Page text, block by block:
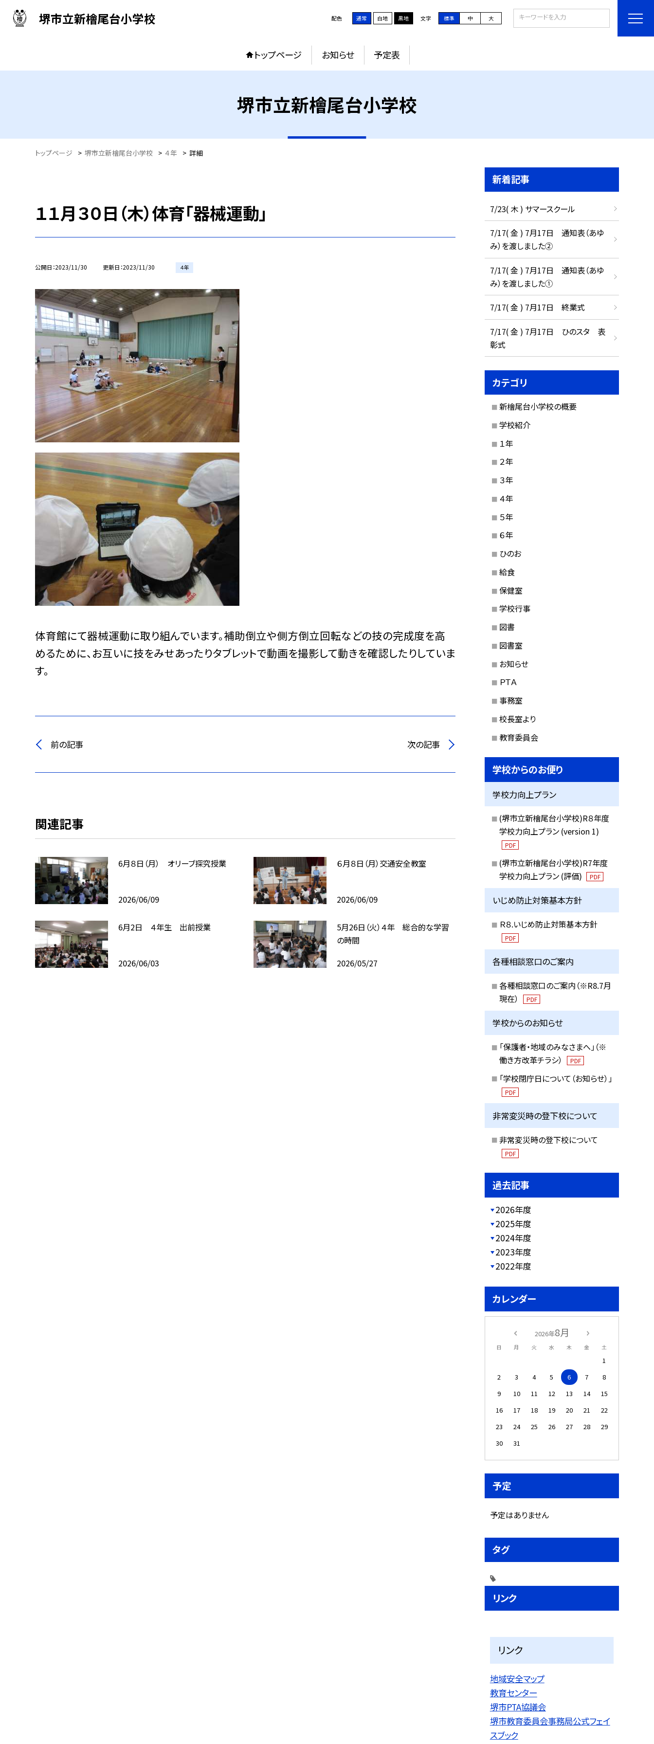
堺市立新檜尾台小学校 配色 通常 白地 黒地 文字 標準 中 大
トップページ お知らせ 予定表
堺市立新檜尾台小学校
トップページ > 堺市立新檜尾台小学校 > ４年 > 詳細
１１月３０日（木）体育「器械運動」
公開日 2023/11/30 更新日 2023/11/30 ４年
体育館にて器械運動に取り組んでいます。補助倒立や側方倒立回転などの技の完成度を高
めるために、お互いに技をみせあったりタブレットで動画を撮影して動きを確認したりしていま
す。
前の記事 次の記事
関連記事
6月８日（月） オリーブ探究授業
2026/06/09
６月８日（月）交通安全教室
2026/06/09
6月2日 ４年生 出前授業
2026/06/03
5月26日（火）４年 総合的な学習
の時間
2026/05/27
新着記事
7/23( 木 ) サマースクール
7/17( 金 ) 7月17日 通知表（あゆ
み）を渡しました②
7/17( 金 ) 7月17日 通知表（あゆ
み）を渡しました①
7/17( 金 ) 7月17日 終業式
7/17( 金 ) 7月17日 ひのスタ 表
彰式
カテゴリ
新檜尾台小学校の概要
学校紹介
１年
２年
３年
４年
５年
６年
ひのお
給食
保健室
学校行事
図書
図書室
お知らせ
ＰＴＡ
事務室
校長室より
教育委員会
学校からのお便り
学校力向上プラン
(堺市立新檜尾台小学校)R８年度
学校力向上プラン (version 1)
PDF
(堺市立新檜尾台小学校)R7年度
学校力向上プラン (評価)
PDF
いじめ防止対策基本方針
Ｒ８.いじめ防止対策基本方針
PDF
各種相談窓口のご案内
各種相談窓口のご案内（※R8.7月
現在）
PDF
学校からのお知らせ
「保護者・地域のみなさまへ」（※
働き方改革チラシ）
PDF
「学校閉庁日について（お知らせ）」
PDF
非常変災時の登下校について
非常変災時の登下校について
PDF
過去記事
2026年度
2025年度
2024年度
2023年度
2022年度
カレンダー
2026年8月
日 月 火 水 木 金 土
1
2
3 4 5 6 7
8
9
10 11 12 13 14
15
16
17 18 19 20 21
22
23
24 25 26 27 28
29
30
31
予定
予定はありません
タグ
リンク
リンク
地域安全マップ
教育センター
堺市PTA協議会
堺市教育委員会事務局公式フェイ
スブック